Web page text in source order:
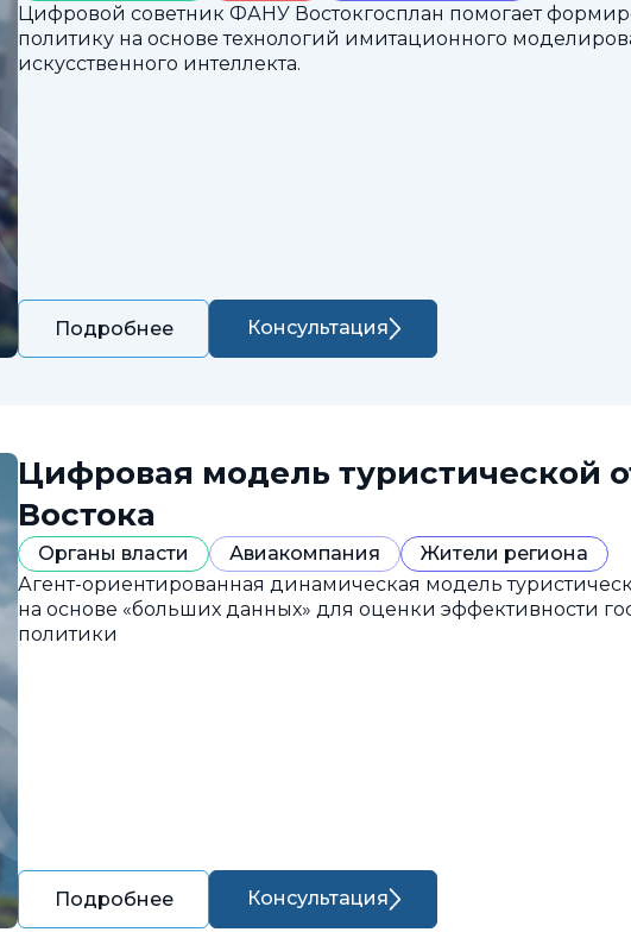
Цифровой советник ФАНУ Востокгосплан помогает
политику на основе технологий имитационного
искусственного интеллекта.
Подробнее Консультация
Цифровая модель туристической
Востока
Органы власти Авиакомпания
Жители региона
Агент-ориентированная динамическая модель
на основе «больших данных» для оценки эффективности
политики
Подробнее Консультация